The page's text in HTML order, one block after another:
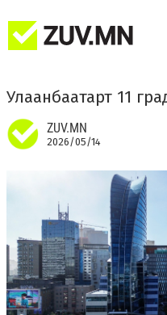
Улаанбаатарт 11
ZUV.MN
2026/05/14